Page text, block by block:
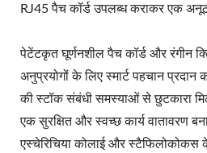
RJ45 पैच कॉर्ड उपलब्ध कराकर एक
पेटेंटकृत घूर्णनशील पैच कॉर्ड और रंगीन
अनुप्रयोगों के लिए स्मार्ट पहचान प्रदान
की स्टॉक संबंधी समस्याओं से छुटकारा
एक सुरक्षित और स्वच्छ कार्य वातावरण
एस्चेरिचिया कोलाई और स्टैफिलोकोकस